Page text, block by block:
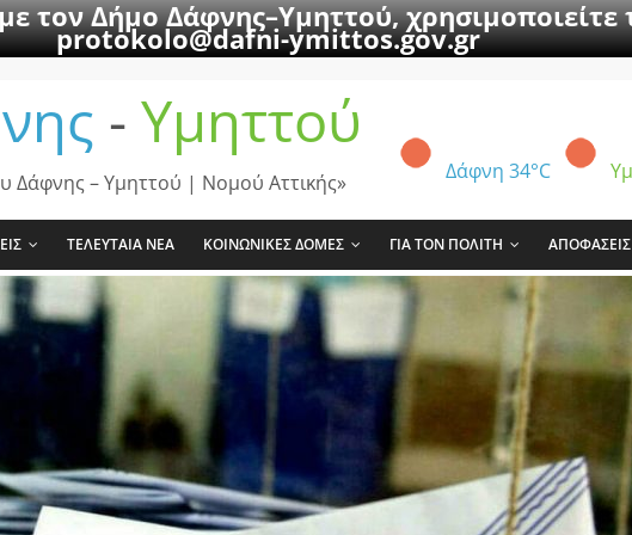
τον Δήμο Δάφνης–Υμηττού,
protokolo@dafni-ymittos.gov.gr
- Υμηττού
Δάφνη 34°C
Δάφνης – Υμηττού | Νομού Αττικής»
ΤΕΛΕΥΤΑΙΑ ΝΕΑ ΚΟΙΝΩΝΙΚΕΣ ΔΟΜΕΣ ΓΙΑ ΤΟΝ ΠΟΛΙΤΗ ΑΠΟΦΑΣΕΙΣ